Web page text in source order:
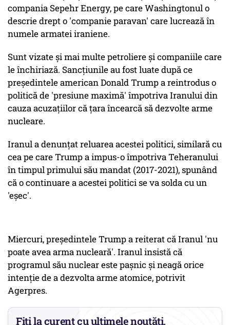
compania Sepehr Energy, pe care Washingtonul o
descrie drept o 'companie paravan' care lucrează în
numele armatei iraniene.
Sunt vizate şi mai multe petroliere şi companiile care
le închiriază. Sancţiunile au fost luate după ce
preşedintele american Donald Trump a reintrodus o
politică de 'presiune maximă' împotriva Iranului din
cauza acuzaţiilor că ţara încearcă să dezvolte arme
nucleare.
Iranul a denunţat reluarea acestei politici, similară cu
cea pe care Trump a impus-o împotriva Teheranului
în timpul primului său mandat (2017-2021), spunând
că o continuare a acestei politici se va solda cu un
'eşec'.
Miercuri, preşedintele Trump a reiterat că Iranul 'nu
poate avea arma nucleară'. Iranul insistă că
programul său nuclear este paşnic şi neagă orice
intenţie de a dezvolta arme atomice, potrivit
Agerpres.
Fiți la curent cu ultimele noutăți.